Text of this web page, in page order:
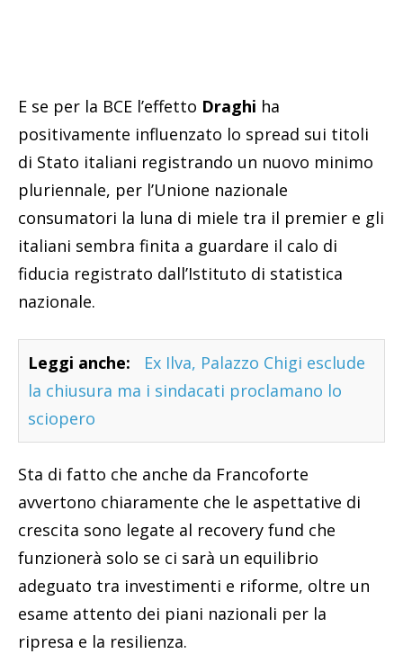
E se per la BCE l’effetto Draghi ha
positivamente influenzato lo spread sui titoli
di Stato italiani registrando un nuovo minimo
pluriennale, per l’Unione nazionale
consumatori la luna di miele tra il premier e gli
italiani sembra finita a guardare il calo di
fiducia registrato dall’Istituto di statistica
nazionale.
Leggi anche:
Ex Ilva, Palazzo Chigi esclude
la chiusura ma i sindacati proclamano lo
sciopero
Sta di fatto che anche da Francoforte
avvertono chiaramente che le aspettative di
crescita sono legate al recovery fund che
funzionerà solo se ci sarà un equilibrio
adeguato tra investimenti e riforme, oltre un
esame attento dei piani nazionali per la
ripresa e la resilienza.